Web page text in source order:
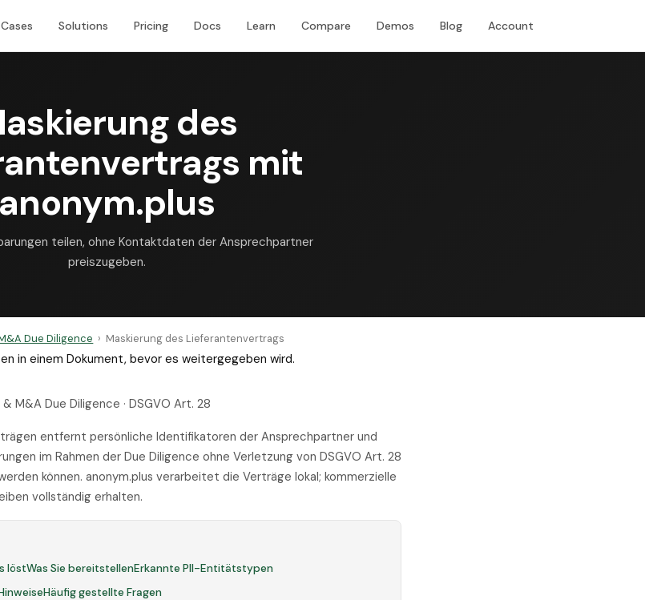
Solutions Pricing Docs Learn Compare Demos Blog Account
des
mit
anonym.plus
teilen, ohne Kontaktdaten der Ansprechpartner
preiszugeben.
Due Diligence › Maskierung des Lieferantenvertrags
in einem Dokument, bevor es weitergegeben wird.
M&A Due Diligence · DSGVO Art. 28
entfernt persönliche Identifikatoren der Ansprechpartner und
im Rahmen der Due Diligence ohne Verletzung von DSGVO Art. 28
können. anonym.plus verarbeitet die Verträge lokal; kommerzielle
vollständig erhalten.
löstWas Sie bereitstellenErkannte PII-Entitätstypen
Häufig gestellte Fragen